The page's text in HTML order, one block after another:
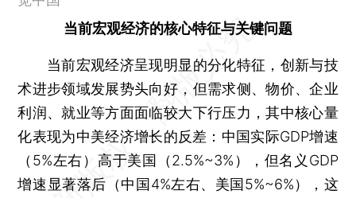
当前宏观经济的核心特征与关键问题
当前宏观经济呈现明显的分化特征，创新与技
术进步领域发展势头向好，但需求侧、物价、企业
利润、就业等方面面临较大下行压力，其中核心量
化表现为中美经济增长的反差：中国实际GDP增速
（5%左右）高于美国（2.5%~3%），但名义GDP
增速显著落后（中国4%左右、美国5%~6%），这